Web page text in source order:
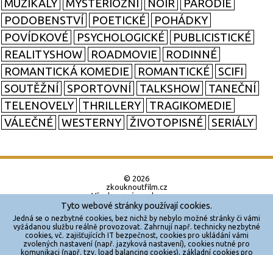
MUZIKÁLY
MYSTERIÓZNÍ NOIR
PARODIE
PODOBENSTVÍ
POETICKÉ
POHÁDKY
POVÍDKOVÉ
PSYCHOLOGICKÉ
PUBLICISTICKÉ
REALITYSHOW
ROADMOVIE
RODINNÉ
ROMANTICKÁ KOMEDIE
ROMANTICKÉ
SCIFI
SOUTĚŽNÍ
SPORTOVNÍ TALKSHOW
TANEČNÍ
TELENOVELY
THRILLERY
TRAGIKOMEDIE
VÁLEČNÉ
WESTERNY ŽIVOTOPISNÉ SERIÁLY
© 2026
zkouknoutfilm.cz
Všechna práva vyhrazena.
Powered by
Reklama
Tyto webové stránky používají cookies.
Jedná se o nezbytné cookies, bez nichž by nebylo možné stránky či vámi
vyžádanou službu reálně provozovat. Zahrnují např. technicky nezbytné
cookies, vč. zajišťujících IT bezpečnost, cookies pro ukládání vámi
zvolených nastavení (např. jazyková nastavení), cookies nutné pro
komunikaci (např. tzv. load balancing cookies), základní cookies pro